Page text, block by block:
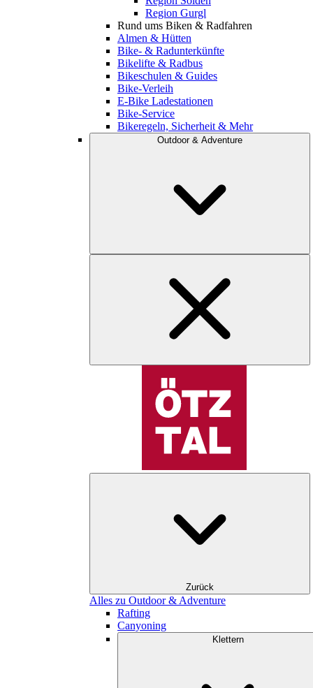
Region Gurgl
Rund ums Biken & Radfahren
Almen & Hütten
Bike- & Radunterkünfte
Bikelifte & Radbus
Bikeschulen & Guides
Bike-Verleih
E-Bike Ladestationen
Bike-Service
Bikeregeln, Sicherheit & Mehr
Outdoor & Adventure
Zurück
Alles zu Outdoor & Adventure
Rafting
Canyoning
Klettern